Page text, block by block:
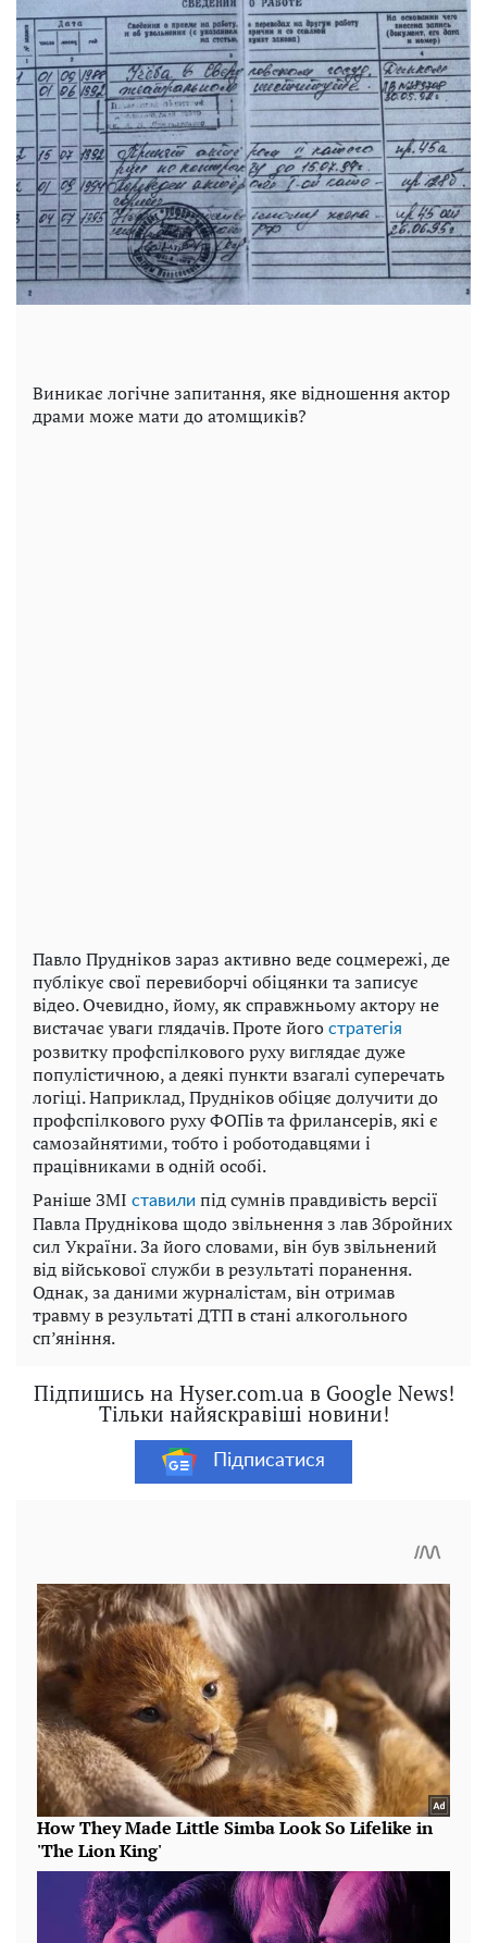
Виникає логічне запитання, яке відношення актор
драми може мати до атомщиків?
Павло Прудніков зараз активно веде соцмережі, де
публікує свої перевиборчі обіцянки та записує
відео. Очевидно, йому, як справжньому актору не
вистачає уваги глядачів. Проте його стратегія
розвитку профспілкового руху виглядає дуже
популістичною, а деякі пункти взагалі суперечать
логіці. Наприклад, Прудніков обіцяє долучити до
профспілкового руху ФОПів та фрилансерів, які є
самозайнятими, тобто і роботодавцями і
працівниками в одній особі.
Раніше ЗМІ ставили під сумнів правдивість версії
Павла Пруднікова щодо звільнення з лав Збройних
сил України. За його словами, він був звільнений
від військової служби в результаті поранення.
Однак, за даними журналістам, він отримав
травму в результаті ДТП в стані алкогольного
сп’яніння.
Підпишись на Hyser.com.ua в Google News!
Тільки найяскравіші новини!
Підписатися